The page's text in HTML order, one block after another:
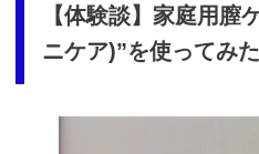
【体験談】家庭用膣
ニケア)”を使ってみた
https://t.afi-